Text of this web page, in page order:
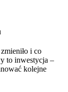
i co
to inwestycja –
kolejne